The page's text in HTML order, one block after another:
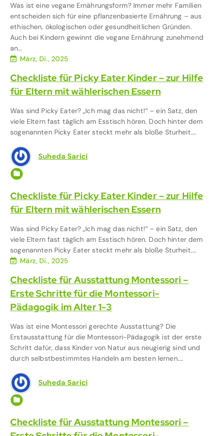
Was ist eine vegane Ernährungsform? Immer mehr Familien
entscheiden sich für eine pflanzenbasierte Ernährung – aus
ethischen, ökologischen oder gesundheitlichen Gründen.
Auch bei Kindern gewinnt die vegane Ernährung zunehmend
an…
März, Di., 2025
Checkliste für Picky Eater Kinder – zur Hilfe
für Eltern mit wählerischen Essern
Was sind Picky Eater? „Ich mag das nicht!“ – ein Satz, den
viele Eltern fast täglich am Esstisch hören. Doch hinter dem
sogenannten Picky Eater steckt mehr als bloße Sturheit.…
Suheda Sarici
Checkliste für Picky Eater Kinder – zur Hilfe
für Eltern mit wählerischen Essern
Was sind Picky Eater? „Ich mag das nicht!“ – ein Satz, den
viele Eltern fast täglich am Esstisch hören. Doch hinter dem
sogenannten Picky Eater steckt mehr als bloße Sturheit.…
März, Di., 2025
Checkliste für Ausstattung Montessori –
Erste Schritte für die Montessori-
Pädagogik im Alter 1-3
Was ist eine Montessori gerechte Ausstattung? Die
Erstausstattung für die Montessori-Pädagogik ist der erste
Schritt dafür, dass Kinder von Natur aus neugierig sind und
durch selbstbestimmtes Handeln am besten lernen.…
Suheda Sarici
Checkliste für Ausstattung Montessori –